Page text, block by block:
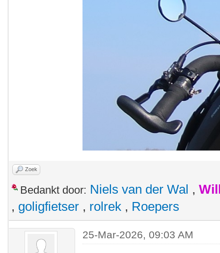
Zoek
Bedankt door: Niels van der Wal ,
, goligfietser , rolrek , Roepers
25-Mar-2026, 09:03 AM